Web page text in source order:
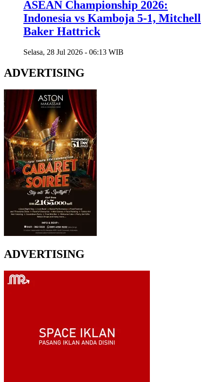
ASEAN Championship 2026:
Indonesia vs Kamboja 5-1, Mitchell
Baker Hattrick
Selasa, 28 Jul 2026 - 06:13 WIB
ADVERTISING
ADVERTISING